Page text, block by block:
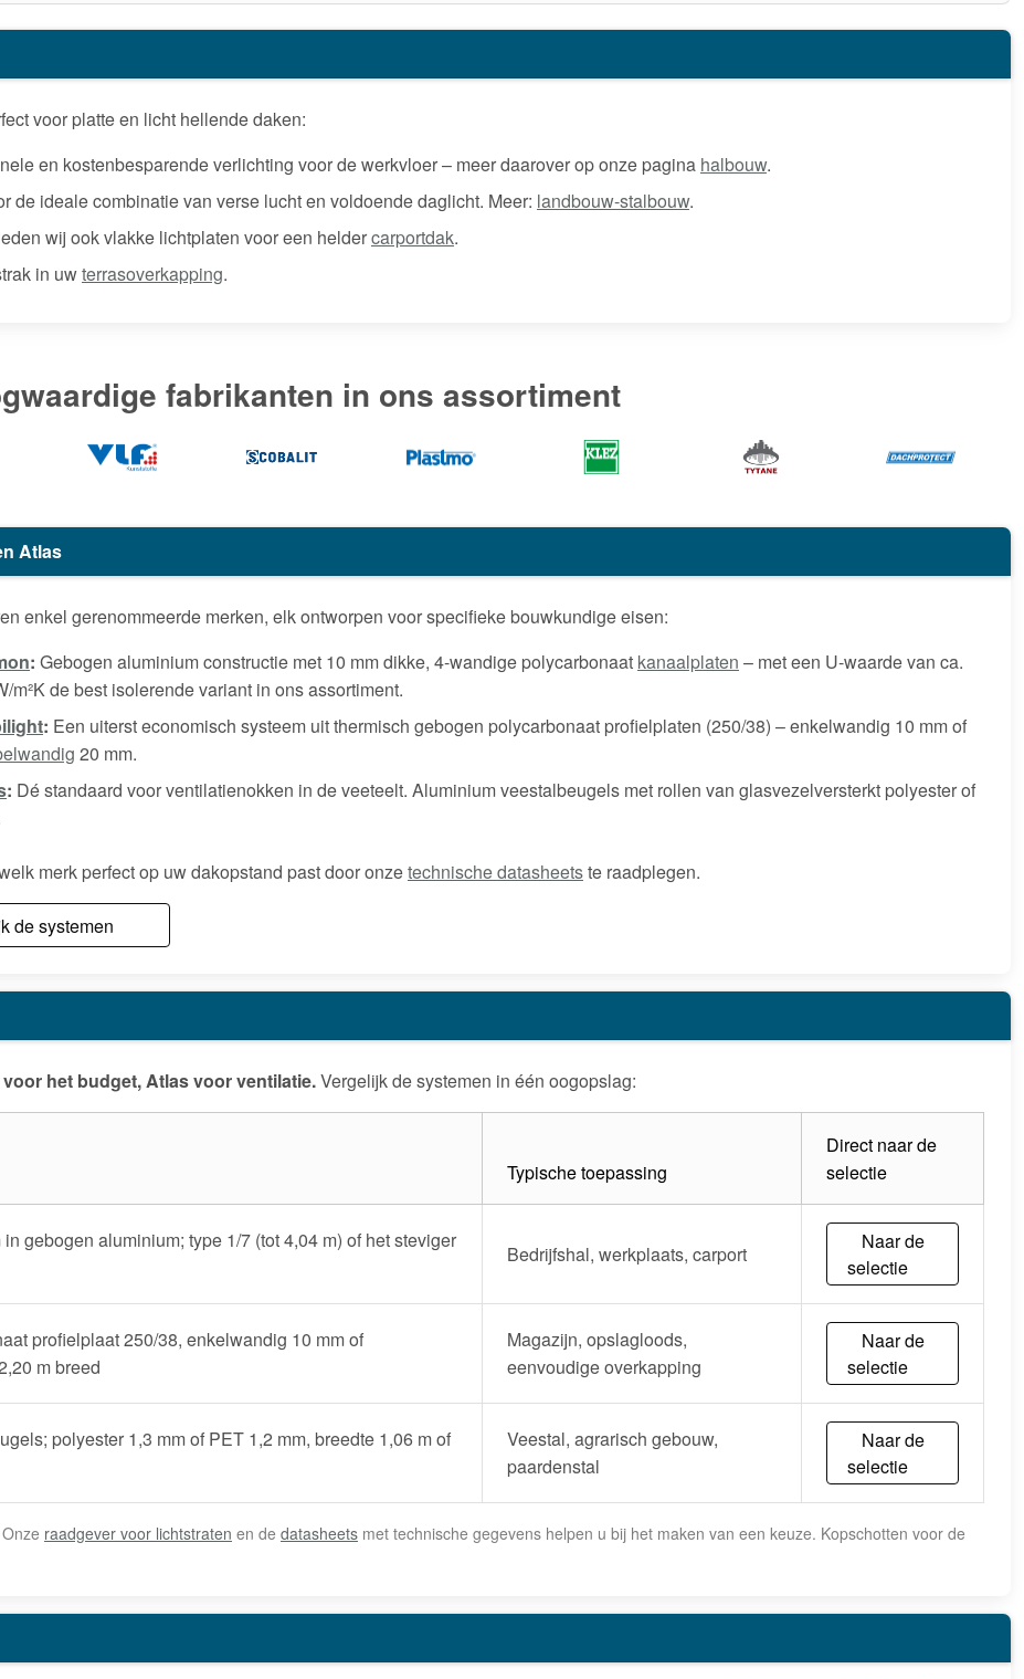
voor platte en licht hellende daken:
en kostenbesparende verlichting voor de werkvloer – meer daarover op onze pagina halbouw.
de ideale combinatie van verse lucht en voldoende daglicht. Meer: landbouw-stalbouw.
wij ook vlakke lichtplaten voor een heldercarportdak.
in uwterrasoverkapping.
fabrikanten in ons assortiment
Atlas
enkel gerenommeerde merken, elk ontworpen voor specifieke bouwkundige eisen:
: Gebogen aluminium constructie met 10 mm dikke, 4-wandige polycarbonaat kanaalplaten – met een U-waarde van ca.
m²K de best isolerende variant in ons assortiment.
: Een uiterst economisch systeem uit thermisch gebogen polycarbonaat profielplaten (250/38) – enkelwandig 10 mm of
20 mm.
: Dé standaard voor ventilatienokken in de veeteelt. Aluminium veestalbeugels met rollen van glasvezelversterkt polyester of
merk perfect op uw dakopstand past door onzetechnische datasheetste raadplegen.
de systemen
het budget, Atlas voor ventilatie.Vergelijk de systemen in één oogopslag:
Typische toepassing
Direct naar de
selectie
gebogen aluminium; type 1/7 (tot 4,04 m) of het steviger
Bedrijfshal, werkplaats, carport
Naar de
selectie
profielplaat 250/38, enkelwandig 10 mm of
m breed
Magazijn, opslagloods,
eenvoudige overkapping
Naar de
selectie
polyester 1,3 mm of PET 1,2 mm, breedte 1,06 m of
Veestal, agrarisch gebouw,
paardenstal
Naar de
selectie
raadgever voor lichtstraten en de datasheets met technische gegevens helpen u bij het maken van een keuze. Kopschotten voor de